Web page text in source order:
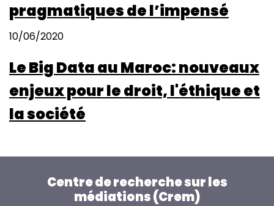
Data-
Driven
pragmatiques de l’impensé
10/06/2020
Le Big Data au Maroc: nouveaux
enjeux pour le droit, l'éthique et
la société
Centre de recherche sur les
médiations (Crem)